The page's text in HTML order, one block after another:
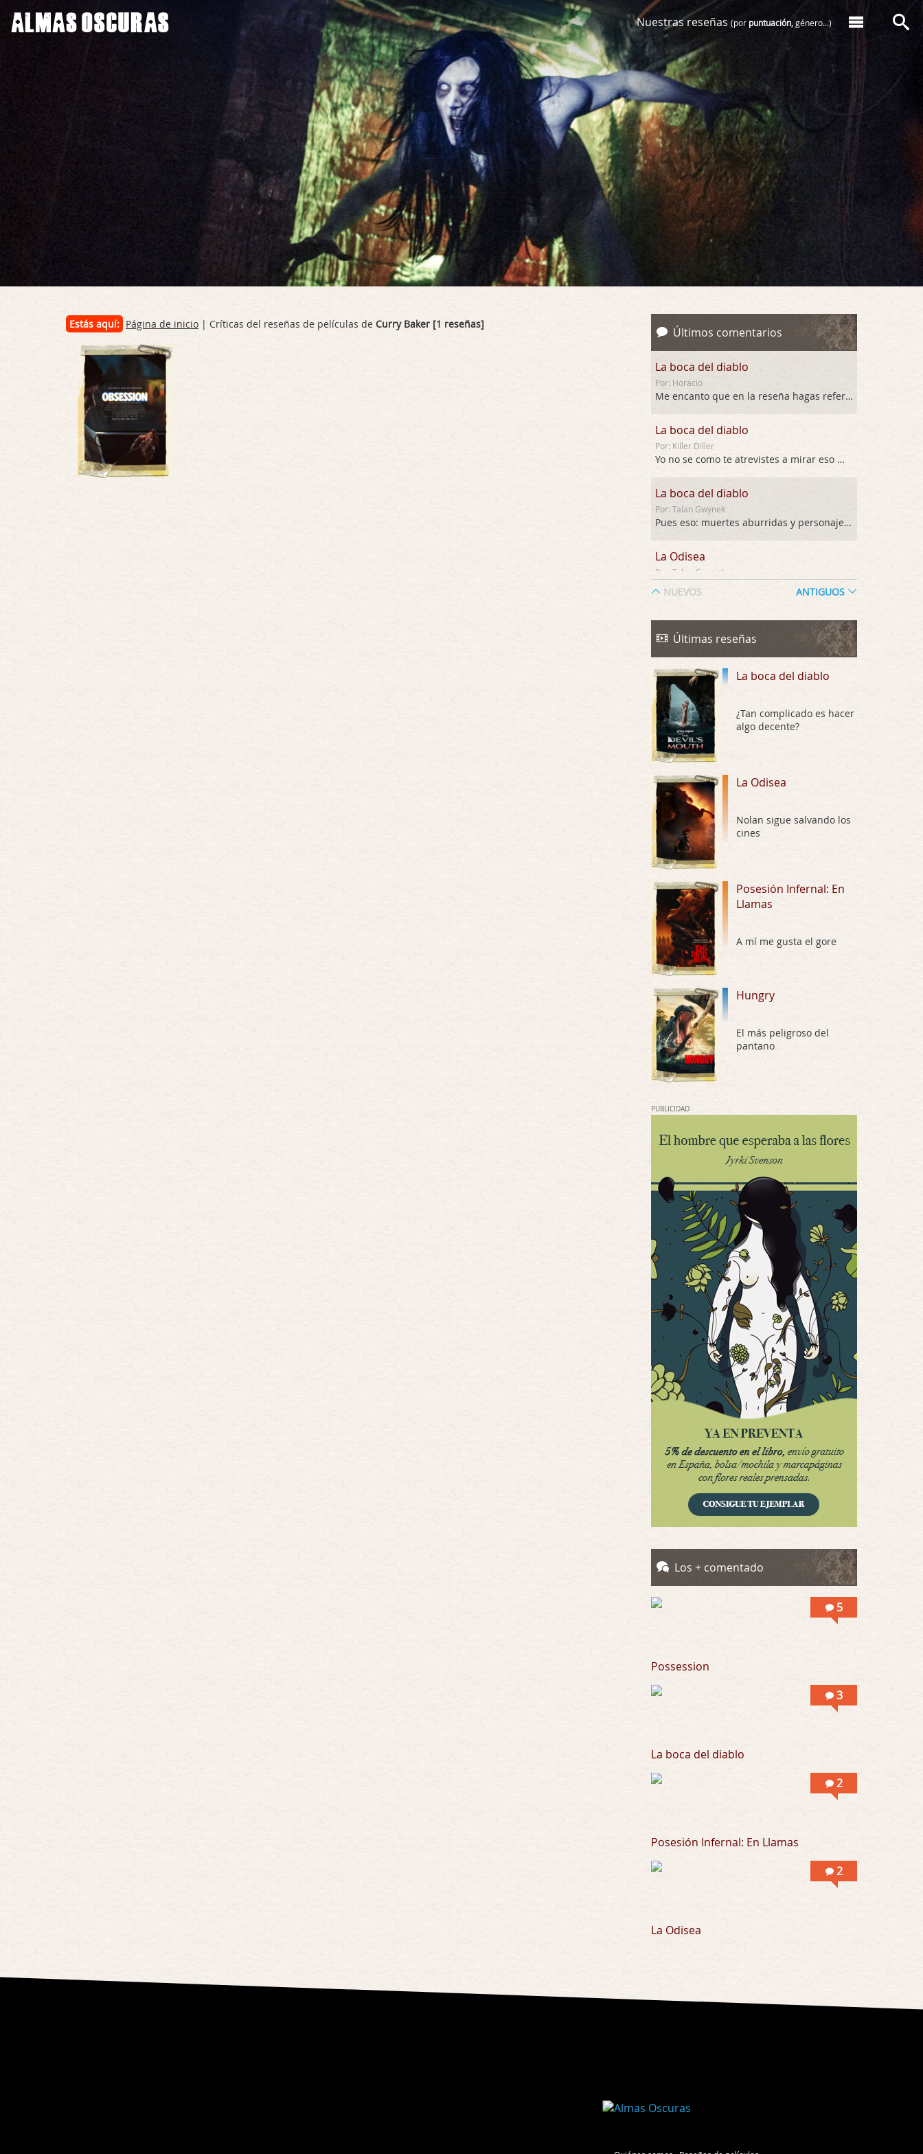
Nuestras reseñas (por puntuación,género...)
Estás aquí: Página de inicio | Críticas del reseñas de películas de Curry Baker [1 reseñas]
Últimos comentarios
La boca del diablo
Por: Horacio
Me encanto que en la reseña hagas referen …
La boca del diablo
Por: Killer Diller
Yo no se como te atrevistes a mirar eso …
La boca del diablo
Por: Talan Gwynek
Pues eso: muertes aburridas y personajes p …
La Odisea
Por: Talan Gwynek
Draghann, las quejas sobre la diversidad s …
La Odisea
Por: Draghann
No sé si entrar en polémicas con respect …
Trance
Por: Luar
Buena película, buen director y buenos ac …
El señor de las moscas
Por: Luar
Hungry
Por: Croc
Las 10 películas gore de Almas
Oscuras
Por: JORDI CRUYFF
Possession
Por: Chupasangre
Mi opinión en su día. Su duracion me ha …
El eslabón podrido
Por: Luar
Possession
Posesión Infernal: En Llamas
Yo justo fui a verla ayer al cine y la ver …
Por encima de tu cadáver
Por: Luar
Interesante cuando avanza, le falta algo d …
Por encima de tu cadáver
Por: Luar
Interesante cuando avanza, le falta algo d …
Possession
Se llama la posesión en castellano, está …
Obsession
Por: Mariano
Obsession
Por: Chica Stark
Possession
Llevo toda una vida para verla y nunca lo …
Posesión Infernal: En Llamas
Por: Skalope
NUEVOS ANTIGUOS
Últimas reseñas
La boca del diablo
¿Tan complicado es hacer
algo decente?
La Odisea
Nolan sigue salvando los
cines
Posesión Infernal: En
Llamas
A mí me gusta el gore
Hungry
El más peligroso del
pantano
PUBLICIDAD
Los + comentado
5
Possession
3
La boca del diablo
2
Posesión Infernal: En Llamas
2
La Odisea